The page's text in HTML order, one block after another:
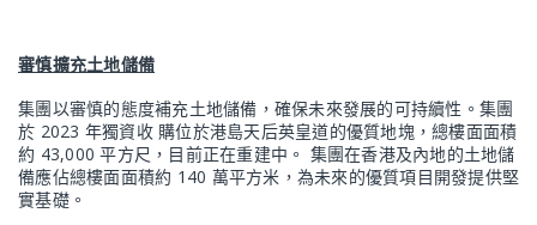
審慎擴充土地儲備
集團以審慎的態度補充土地儲備，確保未來發展的可持續性。集團
於 2023 年獨資收 購位於港島天后英皇道的優質地塊，總樓面面積
約 43,000 平方尺，目前正在重建中。 集團在香港及內地的土地儲
備應佔總樓面面積約 140 萬平方米，為未來的優質項目開發提供堅
實基礎。